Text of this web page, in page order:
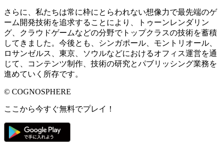
さらに、私たちは常に枠にとらわれない想像力で最先端のゲ
ーム開発技術を追求することにより、トゥーンレンダリン
グ、クラウドゲームなどの分野でトップクラスの技術を蓄積
してきました。今後とも、シンガポール、モントリオール、
ロサンゼルス、東京、ソウルなどにおけるオフィス運営を通
じて、コンテンツ制作、技術の研究とパブリッシング業務を
進めていく所存です。
© COGNOSPHERE
ここから今すぐ無料でプレイ！